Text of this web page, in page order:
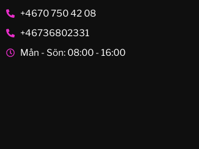
+4670 750 42 08
+46736802331
Mån - Sön: 08:00 - 16:00